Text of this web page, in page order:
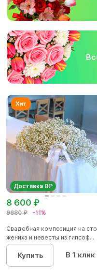
Доставка 0₽
9680 ₽ -11%
8 600 ₽
Свадебная композиция на
жениха и невесты из гипсоф...
Купить В 1 клик